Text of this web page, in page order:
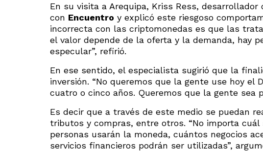
En su visita a Arequipa, Kriss Ress,
con Encuentro y explicó este riesgoso
incorrecta con las criptomonedas es que las
el valor depende de la oferta y la demanda, hay
especular”, refirió.
En ese sentido, el especialista sugirió que la
inversión. “No queremos que la gente use hoy el
cuatro o cinco años. Queremos que la gente sea
Es decir que a través de este medio se puedan
tributos y compras, entre otros. “No importa
personas usarán la moneda, cuántos negocios
servicios financieros podrán ser utilizadas”,